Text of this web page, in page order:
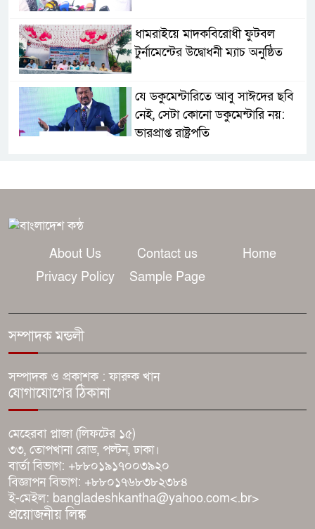
ধামরাইয়ে মাদকবিরোধী ফুটবল
টুর্নামেন্টের উদ্বোধনী ম্যাচ অনুষ্ঠিত
যে ডকুমেন্টারিতে আবু সাঈদের ছবি
নেই, সেটা কোনো ডকুমেন্টারি নয়:
ভারপ্রাপ্ত রাষ্ট্রপতি
ওএলইডি মনিটর আনলো গিগাবাইট
নতুন সি-সিরিজ স্মার্টফোন নিয়ে
আসছে রিয়েলমি
মাদকে জড়িত পুলিশ সদস্যদের
দেশের বাজারে অনারের আল্ট্রা-স্লিম
ফোল্ডেবল ‘ম্যাজিক ভি৬’
About Us Contact us
Home
Privacy Policy
Sample Page
সম্পাদক মন্ডলী
সম্পাদক ও প্রকাশক : ফারুক খান
যোগাযোগের ঠিকানা
মেহেরবা প্লাজা (লিফটের ১৫)
৩৩, তোপখানা রোড, পল্টন, ঢাকা।
বার্তা বিভাগ: +৮৮০১৯১৭০০৩৯২০
বিজ্ঞাপন বিভাগ: +৮৮০১৭৬৮৩৮২৩৮৪
ই-মেইল: bangladeshkantha@yahoo.com<.br>
প্রয়োজনীয় লিঙ্ক